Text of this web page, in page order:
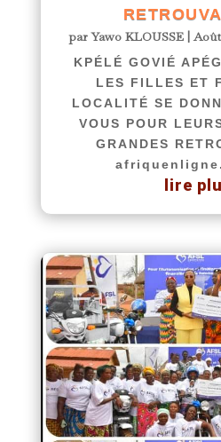
parYawo KLOUSSE|
KPÉLÉ GOVIÉ
LES FILLES ET
LOCALITÉ SE
VOUS POUR
GRANDES
lire